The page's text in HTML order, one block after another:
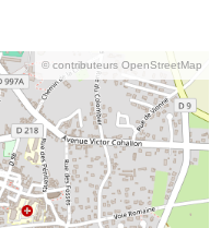
© contributeurs OpenStreetMap